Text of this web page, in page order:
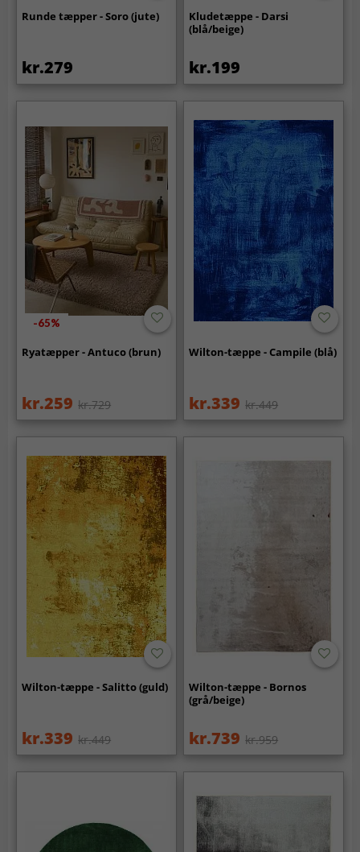
Runde tæpper - Soro (jute)
kr.279
Kludetæppe - Darsi
(blå/beige)
kr.199
-65%
Ryatæpper - Antuco (brun)
kr.259 kr.729
Wilton-tæppe - Campile (blå)
kr.339 kr.449
Wilton-tæppe - Salitto (guld)
kr.339 kr.449
Wilton-tæppe - Bornos
(grå/beige)
kr.739 kr.959